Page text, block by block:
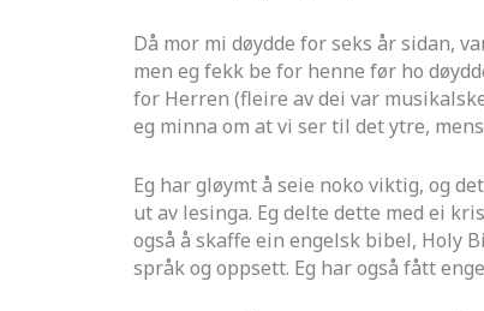
Då mor mi døydde for seks år sidan,
men eg fekk be for henne før ho
for Herren (fleire av dei var
eg minna om at vi ser til det ytre,
Eg har gløymt å seie noko viktig, og
ut av lesinga. Eg delte dette med ei
også å skaffe ein engelsk bibel, Holy
språk og oppsett. Eg har også fått